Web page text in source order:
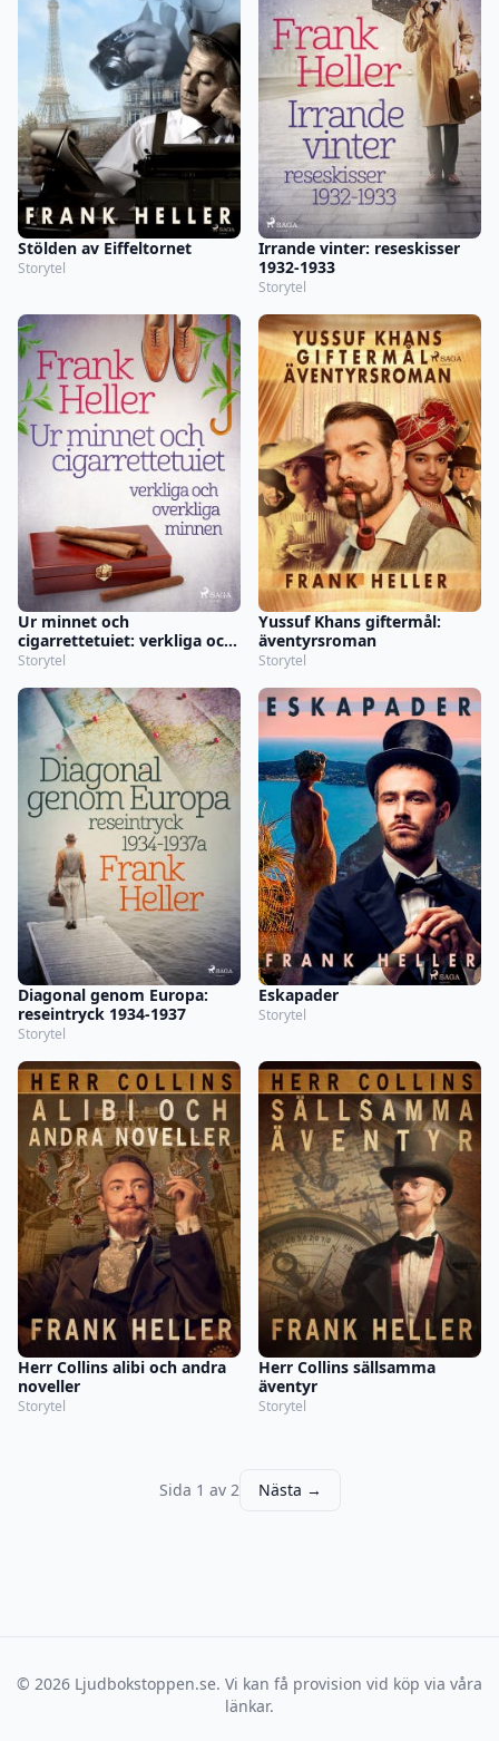
Stölden av Eiffeltornet
Storytel
Irrande vinter: reseskisser
1932-1933
Storytel
Ur minnet och
cigarrettetuiet: verkliga och
overkliga minnen
Storytel
Yussuf Khans giftermål:
äventyrsroman
Storytel
Diagonal genom Europa:
reseintryck 1934-1937
Storytel
Eskapader
Storytel
Herr Collins alibi och andra
noveller
Storytel
Herr Collins sällsamma
äventyr
Storytel
Sida 1 av 2 Nästa →
© 2026 Ljudbokstoppen.se. Vi kan få provision vid köp via våra
länkar.